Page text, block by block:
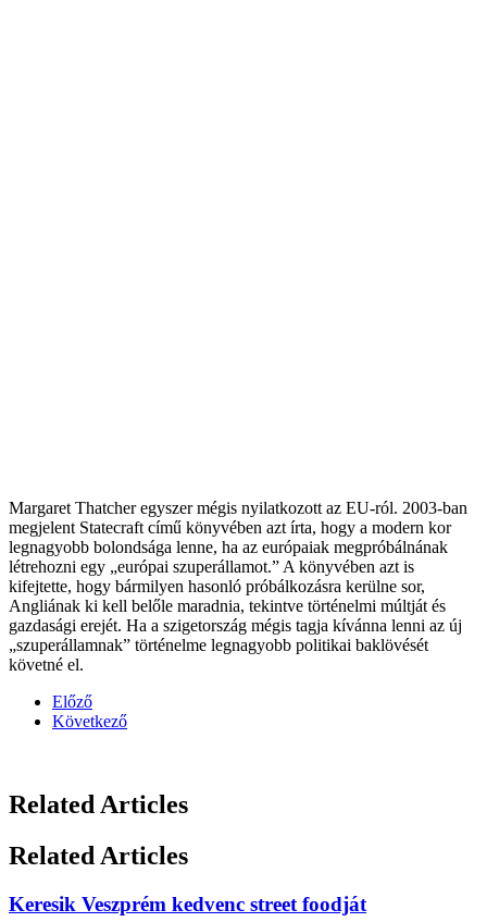
Margaret Thatcher egyszer mégis nyilatkozott az EU-ról. 2003-ban
megjelent Statecraft című könyvében azt írta, hogy a modern kor
legnagyobb bolondsága lenne, ha az európaiak megpróbálnának
létrehozni egy „európai szuperállamot.” A könyvében azt is
kifejtette, hogy bármilyen hasonló próbálkozásra kerülne sor,
Angliának ki kell belőle maradnia, tekintve történelmi múltját és
gazdasági erejét. Ha a szigetország mégis tagja kívánna lenni az új
„szuperállamnak” történelme legnagyobb politikai baklövését
követné el.
Előző
Következő
Related Articles
Related Articles
Keresik Veszprém kedvenc street foodját